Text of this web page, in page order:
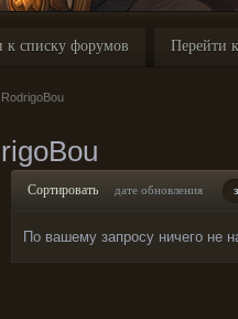
к списку форумов Перейти
Сортировать дате обновления
По вашему запросу ничего не